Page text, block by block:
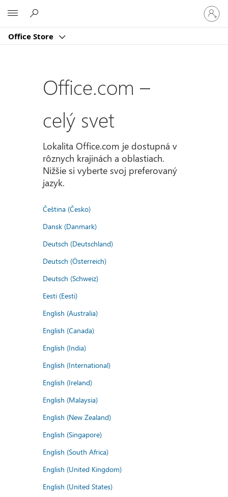
Office Store
sa
k
kontu
Office.com –
celý svet
Lokalita Office.com je dostupná v
rôznych krajinách a oblastiach.
Nižšie si vyberte svoj preferovaný
jazyk.
Čeština (Česko)
Dansk (Danmark)
Deutsch (Deutschland)
Deutsch (Österreich)
Deutsch (Schweiz)
Eesti (Eesti)
English (Australia)
English (Canada)
English (India)
English (International)
English (Ireland)
English (Malaysia)
English (New Zealand)
English (Singapore)
English (South Africa)
English (United Kingdom)
English (United States)